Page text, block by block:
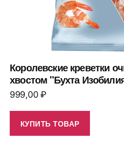
Королевские креветки
хвостом "Бухта
999,00₽
КУПИТЬ ТОВАР